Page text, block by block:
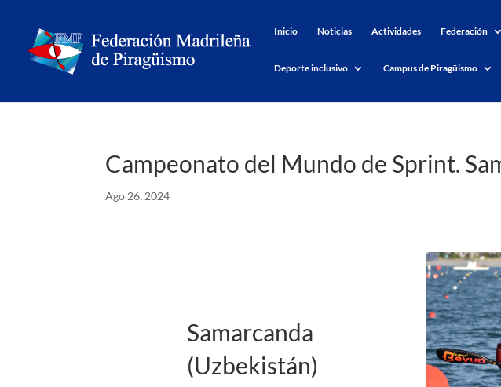
Inicio Noticias Actividades Federación
Deporte inclusivo Campus de Piragüismo
Campeonato del Mundo de Sprint.
Ago 26, 2024
Samarcanda
(Uzbekistán)